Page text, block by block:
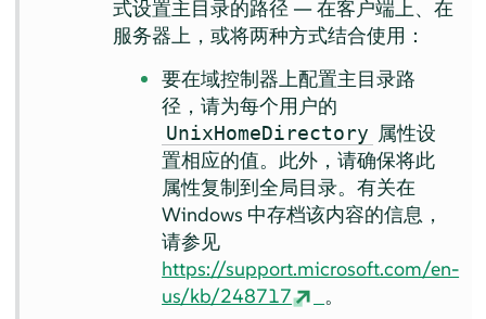
式设置主目录的路径 — 在客户端上、在
服务器上，或将两种方式结合使用：
要在域控制器上配置主目录路
径，请为每个用户的
UnixHomeDirectory 属性设
置相应的值。此外，请确保将此
属性复制到全局目录。有关在
Windows 中存档该内容的信息，
请参见
https://support.microsoft.com/en-
us/kb/248717
。